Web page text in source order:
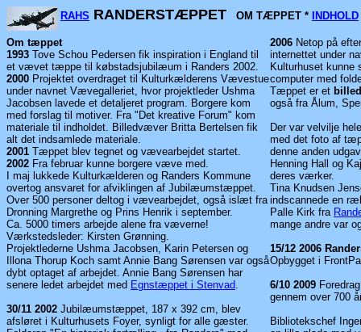
RAHS RANDERSTÆPPET OM TÆPPET * INDHOLD
Om tæppet
1993 Tove Schou Pedersen fik inspiration i England til
et vævet tæppe til købstadsjubilæum i Randers 2002.
2000 Projektet overdraget til Kulturkælderens Vævestue
under navnet Vævegalleriet, hvor projektleder Ushma
Jacobsen lavede et detaljeret program. Borgere kom
med forslag til motiver. Fra "Det kreative Forum" kom
materiale til indholdet. Billedvæver Britta Bertelsen fik
alt det indsamlede materiale.
2001 Tæppet blev tegnet og vævearbejdet startet.
2002 Fra februar kunne borgere væve med.
I maj lukkede Kulturkælderen og Randers Kommune
overtog ansvaret for afviklingen af Jubilæumstæppet.
Over 500 personer deltog i vævearbejdet, også islæt fra
Dronning Margrethe og Prins Henrik i september.
Ca. 5000 timers arbejde alene fra væverne!
Værkstedsleder: Kirsten Grønning.
Projektlederne Ushma Jacobsen, Karin Petersen og
Illona Thorup Koch samt Annie Bang Sørensen var også
dybt optaget af arbejdet. Annie Bang Sørensen har
senere ledet arbejdet med Egnstæppet i Stenvad.
30/11 2002 Jubilæumstæppet, 187 x 392 cm, blev
afsløret i Kulturhusets Foyer, synligt for alle gæster.
2006 Netop på
internettet under
Kulturhuset kunne
computer med
Tæppet er et
også fra Ålum,
Der var velvilje
med det foto af
denne anden
Henning Hall og
deres værker.
Tina Knudsen
indscannede en
Palle Kirk fra
mange andre var
15/12 2006
Opbygget i
6/10 2009
gennem over 700
Bibliotekschef